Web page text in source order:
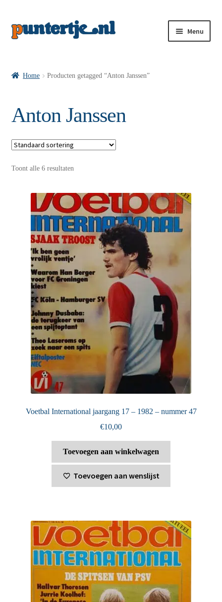
Menu
VI’s met Posters
Wie is puntertje
Puntertjes
Contact
Home Producten getagged “Anton Janssen”
Anton Janssen
Toont alle 6 resultaten
Voetbal International jaargang 17 – 1982 – nummer 47
€10,00
Toevoegen aan winkelwagen
Toevoegen aan wenslijst